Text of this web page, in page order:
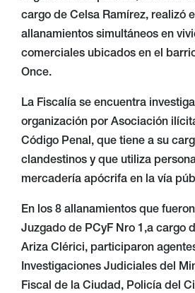
cargo de Celsa Ramírez, realizó
allanamientos simultáneos en
comerciales ubicados en el
Once.
La Fiscalía se encuentra
organización por Asociación
Código Penal, que tiene a su
clandestinos y que utiliza
mercadería apócrifa en la vía
En los 8 allanamientos que
Juzgado de PCyF Nro 1,a cargo
Ariza Clérici, participaron
Investigaciones Judiciales del
Fiscal de la Ciudad, Policía del